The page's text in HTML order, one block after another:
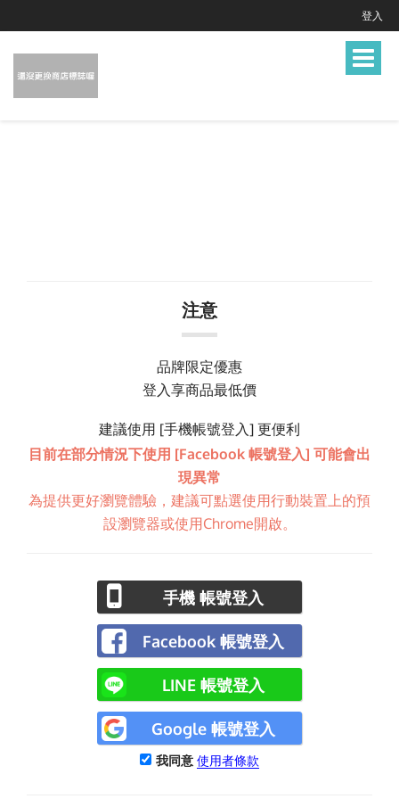
登入
Toggle
注意
品牌限定優惠
登入享商品最低價
建議使用 [手機帳號登入] 更便利
目前在部分情況下使用 [Facebook 帳號登入] 可能會出
現異常
為提供更好瀏覽體驗，建議可點選使用行動裝置上的預
設瀏覽器或使用Chrome開啟。
手機 帳號登入
Facebook 帳號登入
LINE 帳號登入
Google 帳號登入
我同意 使用者條款